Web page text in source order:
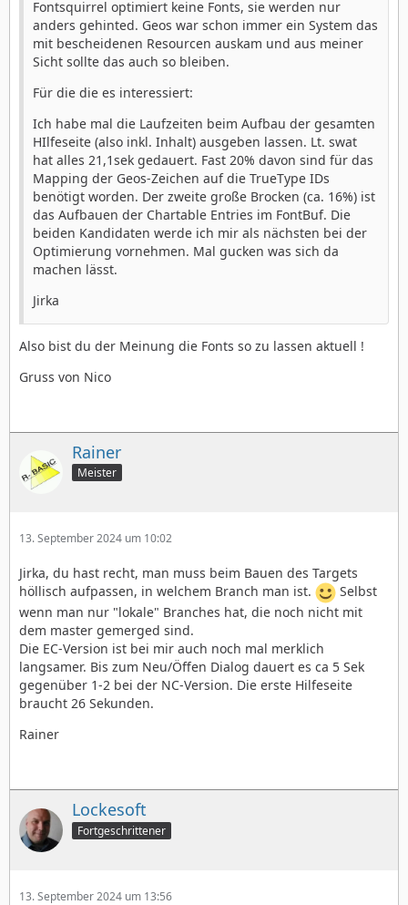
Fontsquirrel optimiert keine Fonts, sie werden nur
anders gehinted. Geos war schon immer ein System das
mit bescheidenen Resourcen auskam und aus meiner
Sicht sollte das auch so bleiben.
Für die die es interessiert:
Ich habe mal die Laufzeiten beim Aufbau der gesamten
HIlfeseite (also inkl. Inhalt) ausgeben lassen. Lt. swat
hat alles 21,1sek gedauert. Fast 20% davon sind für das
Mapping der Geos-Zeichen auf die TrueType IDs
benötigt worden. Der zweite große Brocken (ca. 16%) ist
das Aufbauen der Chartable Entries im FontBuf. Die
beiden Kandidaten werde ich mir als nächsten bei der
Optimierung vornehmen. Mal gucken was sich da
machen lässt.
Jirka
Also bist du der Meinung die Fonts so zu lassen aktuell !
Gruss von Nico
Rainer
Meister
13. September 2024 um 10:02
Jirka, du hast recht, man muss beim Bauen des Targets
höllisch aufpassen, in welchem Branch man ist.
Selbst
wenn man nur "lokale" Branches hat, die noch nicht mit
dem master gemerged sind.
Die EC-Version ist bei mir auch noch mal merklich
langsamer. Bis zum Neu/Öffen Dialog dauert es ca 5 Sek
gegenüber 1-2 bei der NC-Version. Die erste Hilfeseite
braucht 26 Sekunden.
Rainer
Lockesoft
Fortgeschrittener
13. September 2024 um 13:56